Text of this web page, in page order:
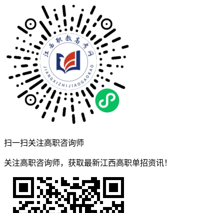
扫一扫关注高职咨询师
关注高职咨询师，获取最新江西高职单招资讯！